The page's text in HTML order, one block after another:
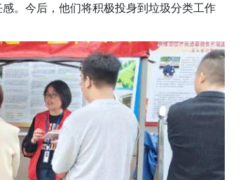
。今后，他们将积极投身到垃圾分类工作